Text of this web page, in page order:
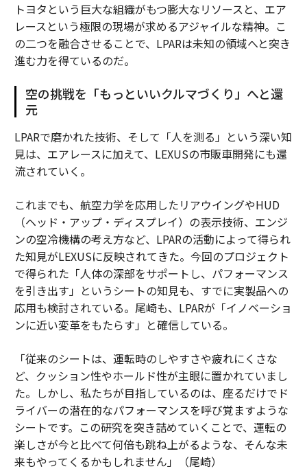
トヨタという巨大な組織がもつ膨大なリソースと、エア
レースという極限の現場が求めるアジャイルな精神。こ
の二つを融合させることで、LPARは未知の領域へと突き
進む力を得ているのだ。
空の挑戦を「もっといいクルマづくり」へと還
元
LPARで磨かれた技術、そして「人を測る」という深い知
見は、エアレースに加えて、LEXUSの市販車開発にも還
流されていく。
これまでも、航空力学を応用したリアウイングやHUD
（ヘッド・アップ・ディスプレイ）の表示技術、エンジ
ンの空冷機構の考え方など、LPARの活動によって得られ
た知見がLEXUSに反映されてきた。今回のプロジェクト
で得られた「人体の深部をサポートし、パフォーマンス
を引き出す」というシートの知見も、すでに実製品への
応用も検討されている。尾崎も、LPARが「イノベーショ
ンに近い変革をもたらす」と確信している。
「従来のシートは、運転時のしやすさや疲れにくさな
ど、クッション性やホールド性が主眼に置かれていまし
た。しかし、私たちが目指しているのは、座るだけでド
ライバーの潜在的なパフォーマンスを呼び覚ますような
シートです。この研究を突き詰めていくことで、運転の
楽しさが今と比べて何倍も跳ね上がるような、そんな未
来もやってくるかもしれません」（尾崎）